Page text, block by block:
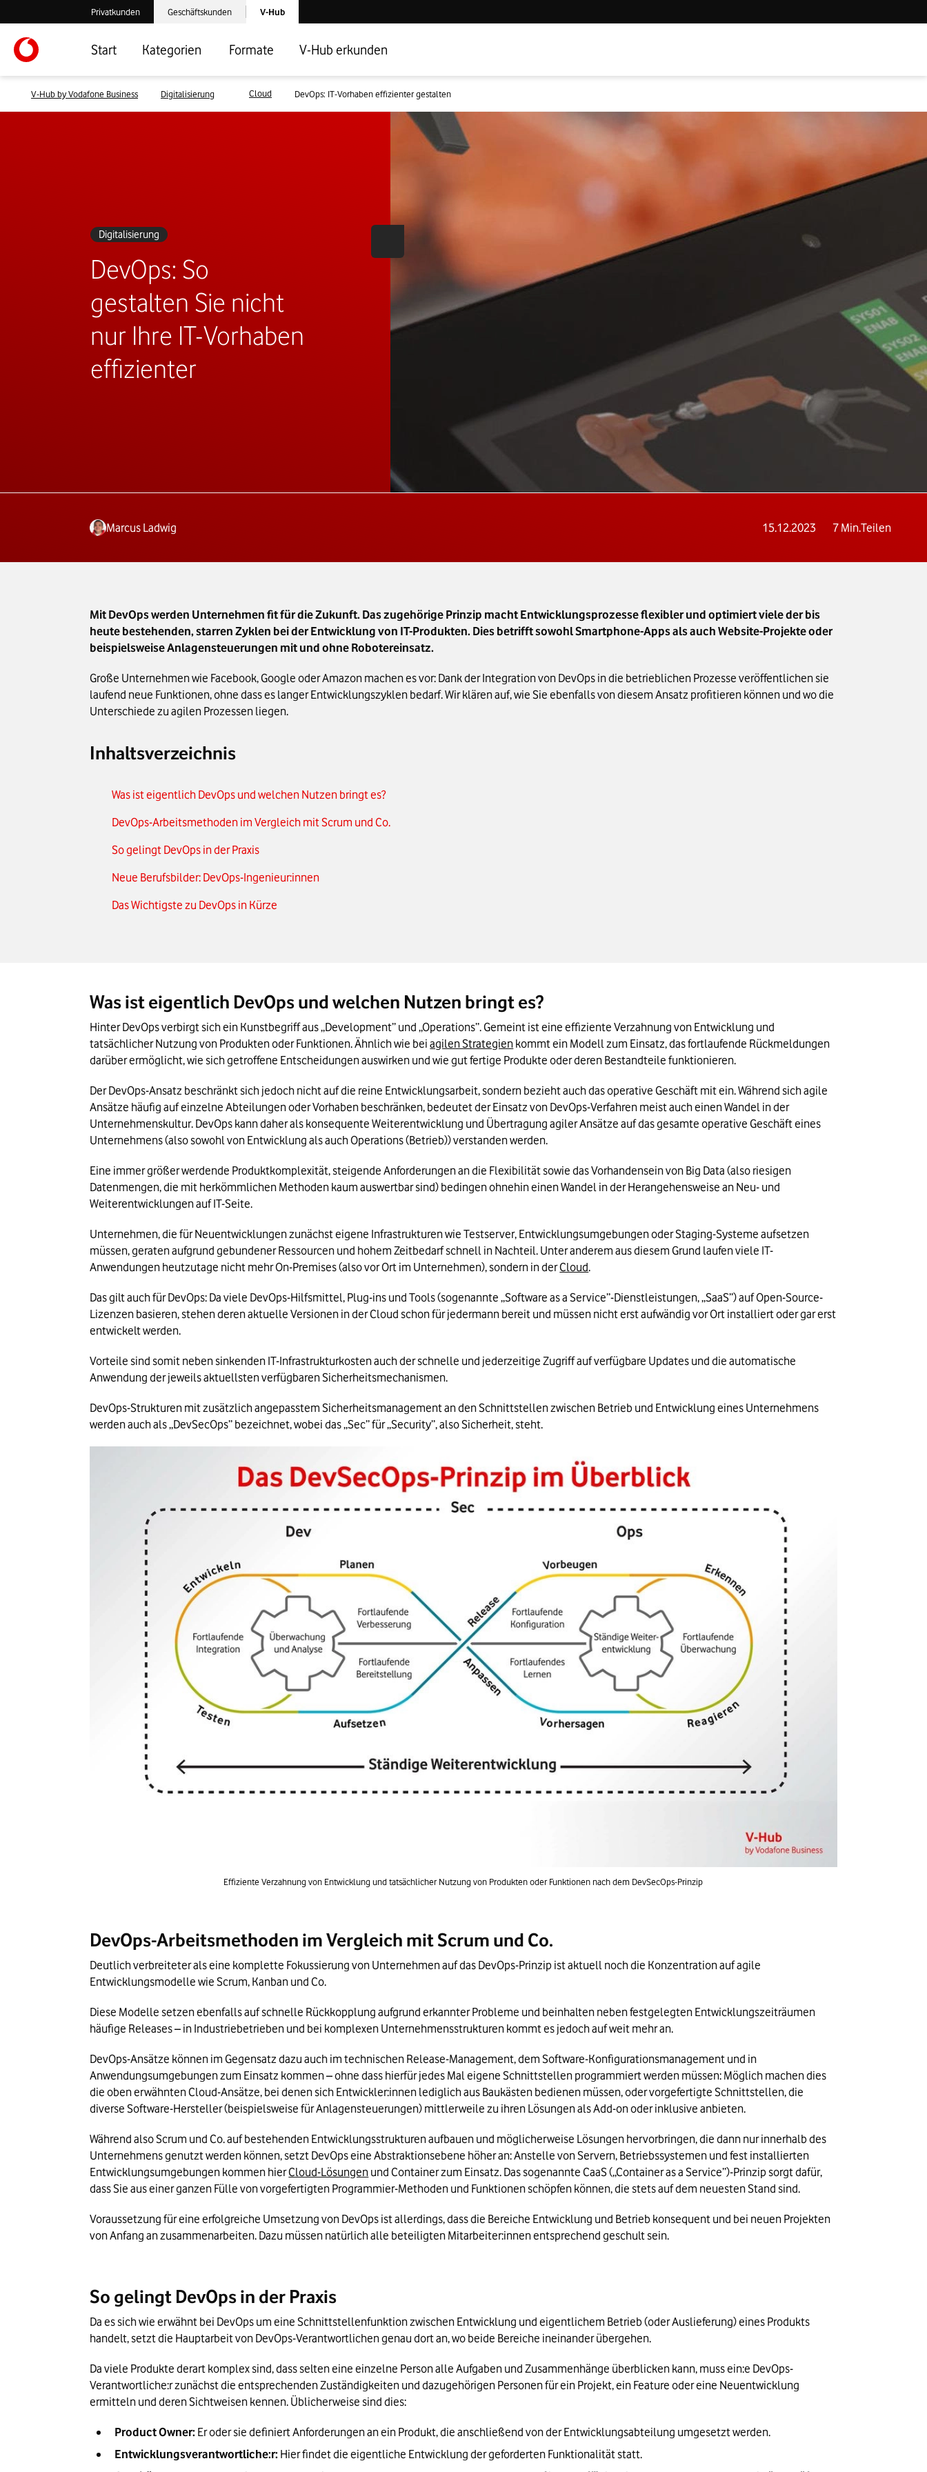
Verlassen der V-Hub Webseite: Zum Privatkundenbereich
Privatkunden Verlassen der V-Hub Webseite: Zum Geschäftskundenbereich
Geschäftskunden Laden der V-Hub Startseite
V-Hub
Start Kategorien Formate V-Hub erkunden
V-Hub by Vodafone Business Digitalisierung Cloud DevOps: IT-Vorhaben effizienter gestalten
Digitalisierung
DevOps: So
gestalten Sie nicht
nur Ihre IT-Vorhaben
effizienter
Marcus Ladwig 15.12.2023 7Min.Teilen
Mit DevOps werden Unternehmen fit für die Zukunft. Das zugehörige Prinzip macht Entwicklungsprozesse flexibler und optimiert viele der bis
heute bestehenden, starren Zyklen bei der Entwicklung von IT-Produkten. Dies betrifft sowohl Smartphone-Apps als auch Website-Projekte oder
beispielsweise Anlagensteuerungen mit und ohne Robotereinsatz.
Große Unternehmen wie Facebook, Google oder Amazon machen es vor: Dank der Integration von DevOps in die betrieblichen Prozesse veröffentlichen sie
laufend neue Funktionen, ohne dass es langer Entwicklungszyklen bedarf. Wir klären auf, wie Sie ebenfalls von diesem Ansatz profitieren können und wo die
Unterschiede zu agilen Prozessen liegen.
Inhaltsverzeichnis
Was ist eigentlich DevOps und welchen Nutzen bringt es?
DevOps-Arbeitsmethoden im Vergleich mit Scrum und Co.
So gelingt DevOps in der Praxis
Neue Berufsbilder: DevOps-Ingenieur:innen
Das Wichtigste zu DevOps in Kürze
Was ist eigentlich DevOps und welchen Nutzen bringt es?
Hinter DevOps verbirgt sich ein Kunstbegriff aus „Development” und „Operations”. Gemeint ist eine effiziente Verzahnung von Entwicklung und
tatsächlicher Nutzung von Produkten oder Funktionen. Ähnlich wie bei agilen Strategien kommt ein Modell zum Einsatz, das fortlaufende Rückmeldungen
darüber ermöglicht, wie sich getroffene Entscheidungen auswirken und wie gut fertige Produkte oder deren Bestandteile funktionieren.
Der DevOps-Ansatz beschränkt sich jedoch nicht auf die reine Entwicklungsarbeit, sondern bezieht auch das operative Geschäft mit ein. Während sich agile
Ansätze häufig auf einzelne Abteilungen oder Vorhaben beschränken, bedeutet der Einsatz von DevOps-Verfahren meist auch einen Wandel in der
Unternehmenskultur. DevOps kann daher als konsequente Weiterentwicklung und Übertragung agiler Ansätze auf das gesamte operative Geschäft eines
Unternehmens (also sowohl von Entwicklung als auch Operations (Betrieb)) verstanden werden.
Eine immer größer werdende Produktkomplexität, steigende Anforderungen an die Flexibilität sowie das Vorhandensein von Big Data (also riesigen
Datenmengen, die mit herkömmlichen Methoden kaum auswertbar sind) bedingen ohnehin einen Wandel in der Herangehensweise an Neu- und
Weiterentwicklungen auf IT-Seite.
Unternehmen, die für Neuentwicklungen zunächst eigene Infrastrukturen wie Testserver, Entwicklungsumgebungen oder Staging-Systeme aufsetzen
müssen, geraten aufgrund gebundener Ressourcen und hohem Zeitbedarf schnell in Nachteil. Unter anderem aus diesem Grund laufen viele IT-
Anwendungen heutzutage nicht mehr On-Premises (also vor Ort im Unternehmen), sondern in der Cloud.
Das gilt auch für DevOps: Da viele DevOps-Hilfsmittel, Plug-ins und Tools (sogenannte „Software as a Service”-Dienstleistungen, „SaaS”) auf Open-Source-
Lizenzen basieren, stehen deren aktuelle Versionen in der Cloud schon für jedermann bereit und müssen nicht erst aufwändig vor Ort installiert oder gar erst
entwickelt werden.
Vorteile sind somit neben sinkenden IT-Infrastrukturkosten auch der schnelle und jederzeitige Zugriff auf verfügbare Updates und die automatische
Anwendung der jeweils aktuellsten verfügbaren Sicherheitsmechanismen.
DevOps-Strukturen mit zusätzlich angepasstem Sicherheitsmanagement an den Schnittstellen zwischen Betrieb und Entwicklung eines Unternehmens
werden auch als „DevSecOps” bezeichnet, wobei das „Sec” für „Security”, also Sicherheit, steht.
Effiziente Verzahnung von Entwicklung und tatsächlicher Nutzung von Produkten oder Funktionen nach dem DevSecOps-Prinzip
DevOps-Arbeitsmethoden im Vergleich mit Scrum und Co.
Deutlich verbreiteter als eine komplette Fokussierung von Unternehmen auf das DevOps-Prinzip ist aktuell noch die Konzentration auf agile
Entwicklungsmodelle wie Scrum, Kanban und Co.
Diese Modelle setzen ebenfalls auf schnelle Rückkopplung aufgrund erkannter Probleme und beinhalten neben festgelegten Entwicklungszeiträumen
häufige Releases – in Industriebetrieben und bei komplexen Unternehmensstrukturen kommt es jedoch auf weit mehr an.
DevOps-Ansätze können im Gegensatz dazu auch im technischen Release-Management, dem Software-Konfigurationsmanagement und in
Anwendungsumgebungen zum Einsatz kommen – ohne dass hierfür jedes Mal eigene Schnittstellen programmiert werden müssen: Möglich machen dies
die oben erwähnten Cloud-Ansätze, bei denen sich Entwickler:innen lediglich aus Baukästen bedienen müssen, oder vorgefertigte Schnittstellen, die
diverse Software-Hersteller (beispielsweise für Anlagensteuerungen) mittlerweile zu ihren Lösungen als Add-on oder inklusive anbieten.
Während also Scrum und Co. auf bestehenden Entwicklungsstrukturen aufbauen und möglicherweise Lösungen hervorbringen, die dann nur innerhalb des
Unternehmens genutzt werden können, setzt DevOps eine Abstraktionsebene höher an: Anstelle von Servern, Betriebssystemen und fest installierten
Entwicklungsumgebungen kommen hier Cloud-Lösungen und Container zum Einsatz. Das sogenannte CaaS („Container as a Service”)-Prinzip sorgt dafür,
dass Sie aus einer ganzen Fülle von vorgefertigten Programmier-Methoden und Funktionen schöpfen können, die stets auf dem neuesten Stand sind.
Voraussetzung für eine erfolgreiche Umsetzung von DevOps ist allerdings, dass die Bereiche Entwicklung und Betrieb konsequent und bei neuen Projekten
von Anfang an zusammenarbeiten. Dazu müssen natürlich alle beteiligten Mitarbeiter:innen entsprechend geschult sein.
So gelingt DevOps in der Praxis
Da es sich wie erwähnt bei DevOps um eine Schnittstellenfunktion zwischen Entwicklung und eigentlichem Betrieb (oder Auslieferung) eines Produkts
handelt, setzt die Hauptarbeit von DevOps-Verantwortlichen genau dort an, wo beide Bereiche ineinander übergehen.
Da viele Produkte derart komplex sind, dass selten eine einzelne Person alle Aufgaben und Zusammenhänge überblicken kann, muss ein:e DevOps-
Verantwortliche:r zunächst die entsprechenden Zuständigkeiten und dazugehörigen Personen für ein Projekt, ein Feature oder eine Neuentwicklung
ermitteln und deren Sichtweisen kennen. Üblicherweise sind dies:
Product Owner: Er oder sie definiert Anforderungen an ein Produkt, die anschließend von der Entwicklungsabteilung umgesetzt werden.
Entwicklungsverantwortliche:r: Hier findet die eigentliche Entwicklung der geforderten Funktionalität statt.